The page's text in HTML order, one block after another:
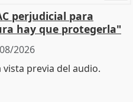
perjudicial para
hay que protegerla"
2026